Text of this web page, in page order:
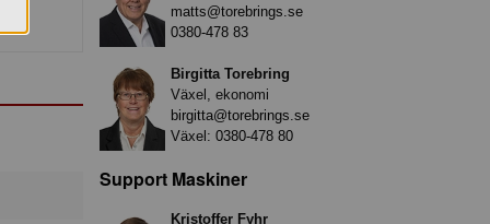
matts@torebrings.se
0380-478 83
Birgitta Torebring
Växel, ekonomi
birgitta@torebrings.se
Växel: 0380-478 80
Support Maskiner
Kristoffer Fyhr